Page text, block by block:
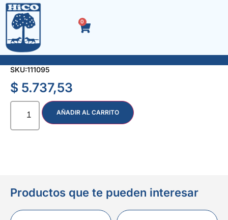
0
FRATACHO ALGARROBO 35 cm.
SKU:111095
$ 5.737,53
AÑADIR AL CARRITO
Productos que te pueden interesar